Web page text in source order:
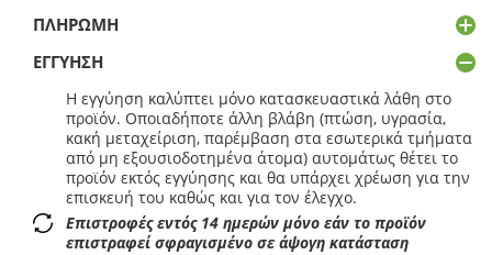
ΠΛΗΡΩΜΉ
ΕΓΓΎΗΣΗ
Η εγγύηση καλύπτει μόνο κατασκευαστικά λάθη στο
προϊόν. Οποιαδήποτε άλλη βλάβη (πτώση, υγρασία,
κακή μεταχείριση, παρέμβαση στα εσωτερικά τμήματα
από μη εξουσιοδοτημένα άτομα) αυτομάτως θέτει το
προϊόν εκτός εγγύησης και θα υπάρχει χρέωση για την
επισκευή του καθώς και για τον έλεγχο.
Επιστροφές εντός 14 ημερών μόνο εάν το προϊόν
επιστραφεί σφραγισμένο σε άψογη κατάσταση